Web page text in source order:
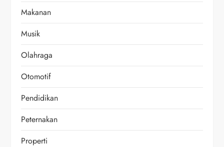
Makanan
Musik
Olahraga
Otomotif
Pendidikan
Peternakan
Properti